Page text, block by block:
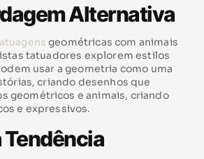
Alternativa
geométricas com animais
tatuadores explorem estilos
usar a geometria como uma
criando desenhos que
geométricos e animais, criando
e expressivos.
Tendência